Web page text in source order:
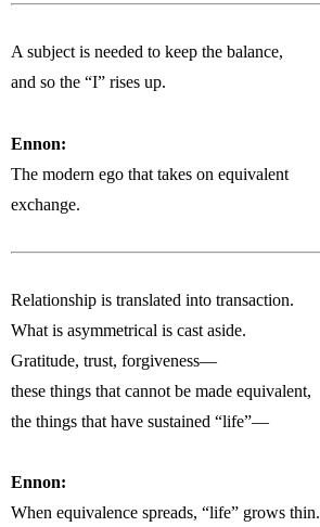
A subject is needed to keep the balance,
and so the “I” rises up.
Ennon:
The modern ego that takes on equivalent
exchange.
Relationship is translated into transaction.
What is asymmetrical is cast aside.
Gratitude, trust, forgiveness—
these things that cannot be made equivalent,
the things that have sustained “life”—
Ennon:
When equivalence spreads, “life” grows thin.